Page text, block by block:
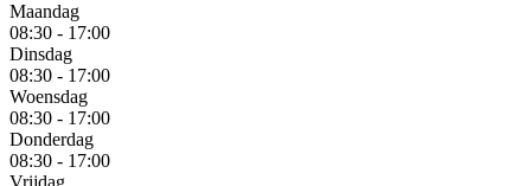
Maandag
08:30 - 17:00
Dinsdag
08:30 - 17:00
Woensdag
08:30 - 17:00
Donderdag
08:30 - 17:00
Vrijdag